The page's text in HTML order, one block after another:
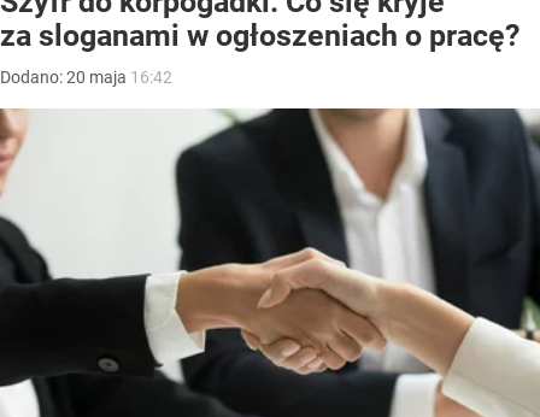
za sloganami w ogłoszeniach o pracę?
Dodano:20 maja 16:42